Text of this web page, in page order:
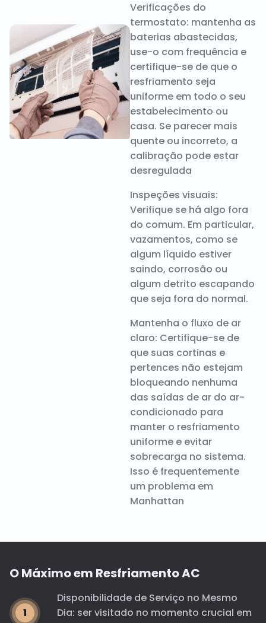
Verificações do
termostato: mantenha as
baterias abastecidas,
use-o com frequência e
certifique-se de que o
resfriamento seja
uniforme em todo o seu
estabelecimento ou
casa. Se parecer mais
quente ou incorreto, a
calibração pode estar
desregulada
Inspeções visuais:
Verifique se há algo fora
do comum. Em particular,
vazamentos, como se
algum líquido estiver
saindo, corrosão ou
algum detrito escapando
que seja fora do normal.
Mantenha o fluxo de ar
claro: Certifique-se de
que suas cortinas e
pertences não estejam
bloqueando nenhuma
das saídas de ar do ar-
condicionado para
manter o resfriamento
uniforme e evitar
sobrecarga no sistema.
Isso é frequentemente
um problema em
Manhattan
O Máximo em Resfriamento AC
Disponibilidade de Serviço no Mesmo
Dia: ser visitado no momento crucial em